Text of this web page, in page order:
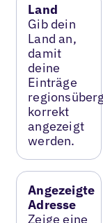
Land
Gib dein
Land an,
damit
deine
Einträge
korrekt
angezeigt
werden.
Angezeigte
Adresse
Zeige eine